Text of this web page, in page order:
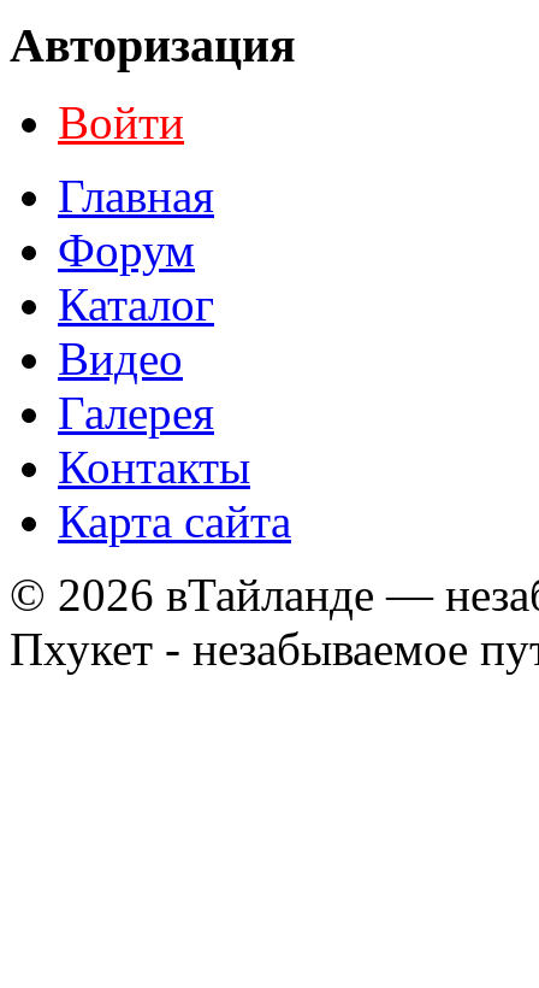
Авторизация
Войти
Главная
Форум
Каталог
Видео
Галерея
Контакты
Карта сайта
© 2026 вТайланде —
Пхукет - незабываемое